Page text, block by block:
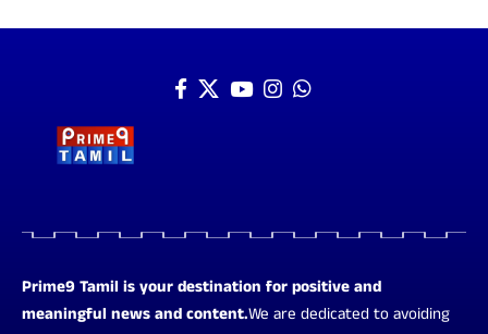
Prime9 Tamil is your destination for positive and
meaningful news and content.We are dedicated to avoiding